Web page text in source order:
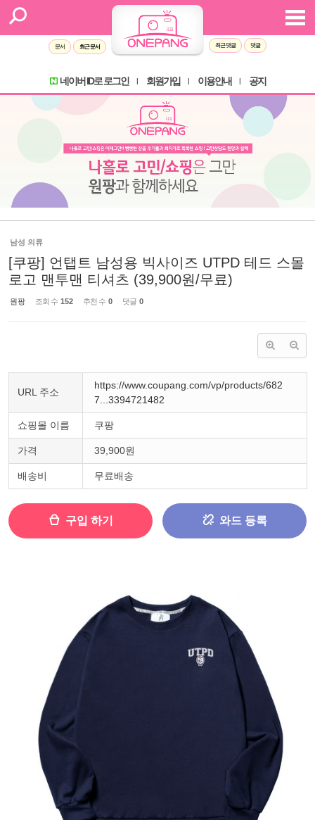
문서 최근 문서 최근 댓글 댓글
네이버 ID로 로그인 회원가입 이용안내 공지
남성 의류
[쿠팡] 언탭트 남성용 빅사이즈 UTPD 테드 스몰
로고 맨투맨 티셔츠 (39,900원/무료)
원팡 조회 수 152 추천 수 0 댓글 0
URL 주소
https://www.coupang.com/vp/products/682
7...3394721482
쇼핑몰 이름 쿠팡
가격 39,900원
배송비 무료배송
구입 하기 와드 등록